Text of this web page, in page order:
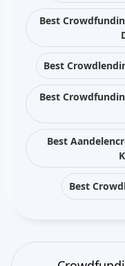
Best
Best
Best
Best
Best